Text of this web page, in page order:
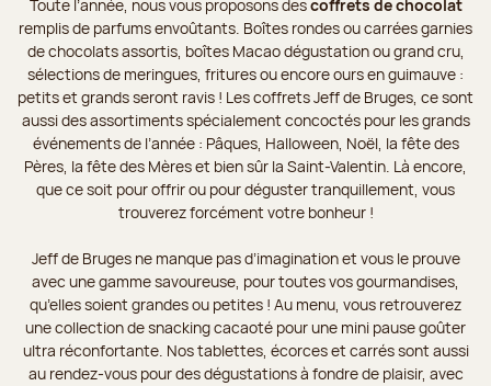
Toute l’année, nous vous proposons descoffrets de chocolat
remplis de parfums envoûtants. Boîtes rondes ou carrées garnies
de chocolats assortis, boîtes Macao dégustation ou grand cru,
sélections de meringues, fritures ou encore ours en guimauve :
petits et grands seront ravis ! Les coffrets Jeff de Bruges, ce sont
aussi des assortiments spécialement concoctés pour les grands
événements de l’année : Pâques, Halloween, Noël, la fête des
Pères, la fête des Mères et bien sûr la Saint-Valentin. Là encore,
que ce soit pour offrir ou pour déguster tranquillement, vous
trouverez forcément votre bonheur !
Jeff de Bruges ne manque pas d’imagination et vous le prouve
avec une gamme savoureuse, pour toutes vos gourmandises,
qu’elles soient grandes ou petites ! Au menu, vous retrouverez
une collection de snacking cacaoté pour une mini pause goûter
ultra réconfortante. Nos tablettes, écorces et carrés sont aussi
au rendez-vous pour des dégustations à fondre de plaisir, avec